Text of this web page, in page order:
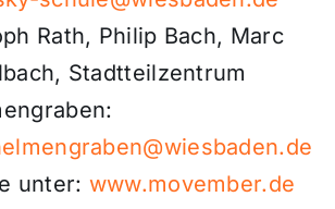
Rath, Philip Bach, Marc
Stadtteilzentrum
unter: www.movember.de